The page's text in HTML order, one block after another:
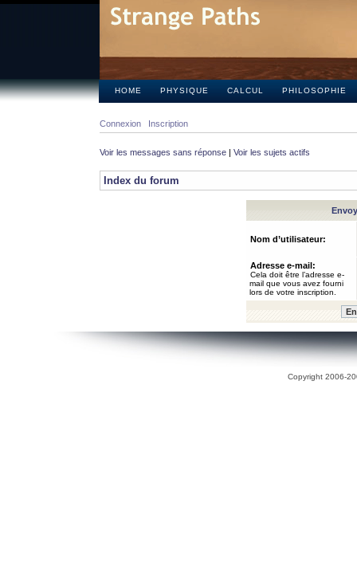
HOME PHYSIQUE CALCUL PHILOSOPHIE
Connexion Inscription
Voir les messages sans réponse | Voir les sujets actifs
Index du forum
Nom d’utilisateur:
Adresse e-mail:
Cela doit être l’adresse e-
mail que vous avez fourni
lors de votre inscription.
Copyright 2006-